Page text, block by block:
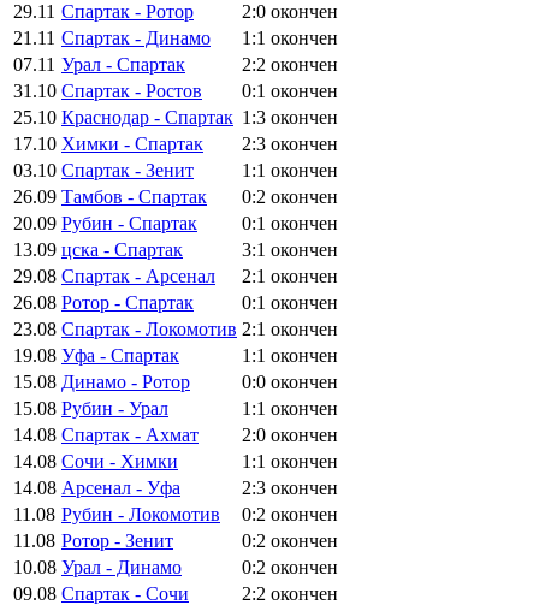
29.11 Спартак - Ротор 2:0 окончен
21.11 Спартак - Динамо 1:1 окончен
07.11 Урал - Спартак 2:2 окончен
31.10 Спартак - Ростов 0:1 окончен
25.10 Краснодар - Спартак 1:3 окончен
17.10 Химки - Спартак 2:3 окончен
03.10 Спартак - Зенит 1:1 окончен
26.09 Тамбов - Спартак 0:2 окончен
20.09 Рубин - Спартак 0:1 окончен
13.09 цска - Спартак 3:1 окончен
29.08 Спартак - Арсенал 2:1 окончен
26.08 Ротор - Спартак 0:1 окончен
23.08 Спартак - Локомотив 2:1 окончен
19.08 Уфа - Спартак 1:1 окончен
15.08 Динамо - Ротор 0:0 окончен
15.08 Рубин - Урал 1:1 окончен
14.08 Спартак - Ахмат 2:0 окончен
14.08 Сочи - Химки 1:1 окончен
14.08 Арсенал - Уфа 2:3 окончен
11.08 Рубин - Локомотив 0:2 окончен
11.08 Ротор - Зенит 0:2 окончен
10.08 Урал - Динамо 0:2 окончен
09.08 Спартак - Сочи 2:2 окончен